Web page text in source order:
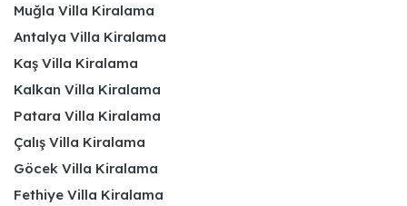
Muğla Villa Kiralama
Antalya Villa Kiralama
Kaş Villa Kiralama
Kalkan Villa Kiralama
Patara Villa Kiralama
Çalış Villa Kiralama
Göcek Villa Kiralama
Fethiye Villa Kiralama